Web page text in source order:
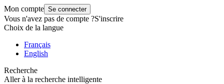
Mon compte Se connecter
Vous n'avez pas de compte ?S'inscrire
Choix de la langue
Français
English
Recherche
Aller à la recherche intelligente